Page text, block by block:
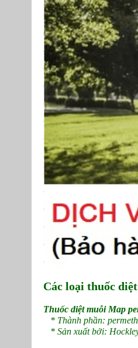
Các loại thuốc
Thuốc diệt muỗi Map
* Thành phần:
* Sản xuất bởi: